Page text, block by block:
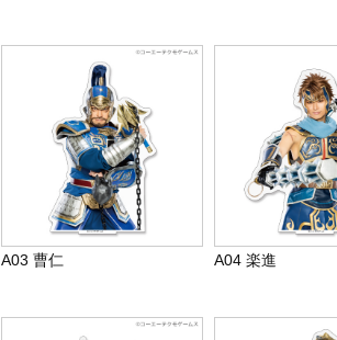
A03 曹仁 A04 楽進